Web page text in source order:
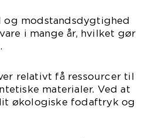
og modstandsdygtighed
i mange år, hvilket gør
relativt få ressourcer til
materialer. Ved at
økologiske fodaftryk og